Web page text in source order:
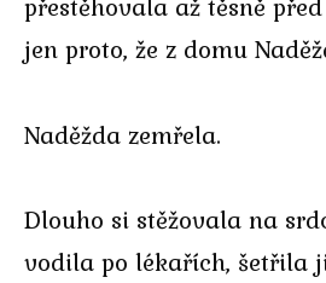
jen proto, že z domu
Naděžda zemřela.
Dlouho si stěžovala na
vodila po lékařích, šetřila